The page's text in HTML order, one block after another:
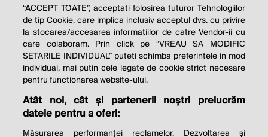
Milton Friedman
© 2026 Profit.ro. Toate drepturile rezervate.
Dezvoltat de1616.ro
Contact Publicitate
Politica de cookie Politica de
“ACCEPT TOATE”, acceptati folosirea tuturor Tehnologiilor
de tip Cookie, care implica inclusiv acceptul dvs. cu privire
la stocarea/accesarea informatiilor de catre Vendor-ii cu
care colaboram. Prin click pe “VREAU SA MODIFIC
SETARILE INDIVIDUAL” puteti schimba preferintele in mod
individual, mai putin cele legate de cookie strict necesare
pentru functionarea website-ului.
Atât noi, cât și partenerii noștri prelucrăm
datele pentru a oferi:
Măsurarea performanței reclamelor. Dezvoltarea și